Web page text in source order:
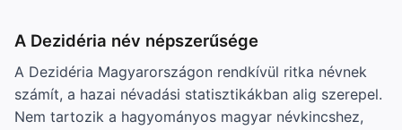
A Dezidéria név népszerűsége
A Dezidéria Magyarországon rendkívül ritka névnek
számít, a hazai névadási statisztikákban alig szerepel.
Nem tartozik a hagyományos magyar névkincshez,